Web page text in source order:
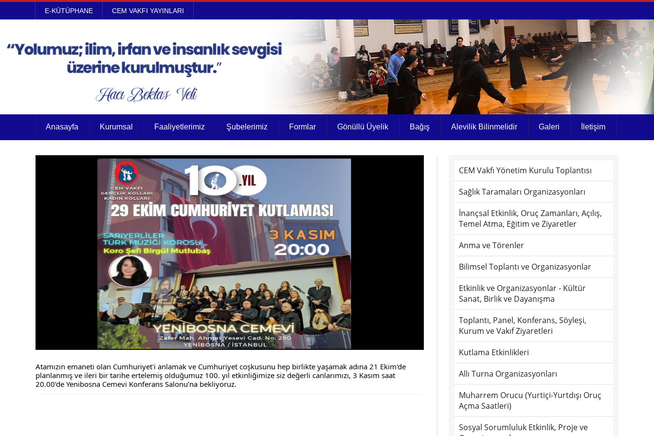
E-KÜTÜPHANE CEM VAKFI YAYINLARI
Anasayfa Kurumsal Faaliyetlerimiz Şubelerimiz Formlar Gönüllü Üyelik Bağış Alevilik Bilinmelidir Galeri İletişim
Atamızın emaneti olan Cumhuriyet'i anlamak ve Cumhuriyet coşkusunu hep birlikte yaşamak adına 21 Ekim'de
planlanmış ve ileri bir tarihe ertelemiş olduğumuz 100. yıl etkinliğimize siz değerli canlarımızı, 3 Kasım saat
20.00’de Yenibosna Cemevi Konferans Salonu’na bekliyoruz.
CEM Vakfı Yönetim Kurulu Toplantısı
Sağlık Taramaları Organizasyonları
İnançsal Etkinlik, Oruç Zamanları, Açılış,
Temel Atma, Eğitim ve Ziyaretler
Anma ve Törenler
Bilimsel Toplantı ve Organizasyonlar
Etkinlik ve Organizasyonlar - Kültür
Sanat, Birlik ve Dayanışma
Toplantı, Panel, Konferans, Söyleşi,
Kurum ve Vakıf Ziyaretleri
Kutlama Etkinlikleri
Allı Turna Organizasyonları
Muharrem Orucu (Yurtiçi-Yurtdışı Oruç
Açma Saatleri)
Sosyal Sorumluluk Etkinlik, Proje ve